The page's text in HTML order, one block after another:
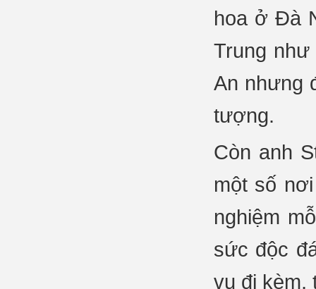
hoa ở Đà
Trung
An nhưng
tượng.
Còn anh
một số
nghiệm
sức độc
vụ đi